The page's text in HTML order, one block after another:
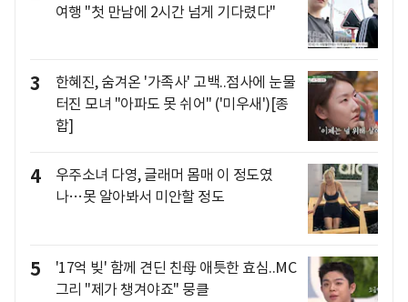
여행 "첫 만남에 2시간 넘게 기다렸다"
3
한혜진, 숨겨온 '가족사' 고백..점사에 눈물
터진 모녀 "아파도 못 쉬어" ('미우새')[종
합]
4
우주소녀 다영, 글래머 몸매 이 정도였
나…못 알아봐서 미안할 정도
5
'17억 빚' 함께 견딘 친母 애틋한 효심..MC
그리 "제가 챙겨야죠" 뭉클